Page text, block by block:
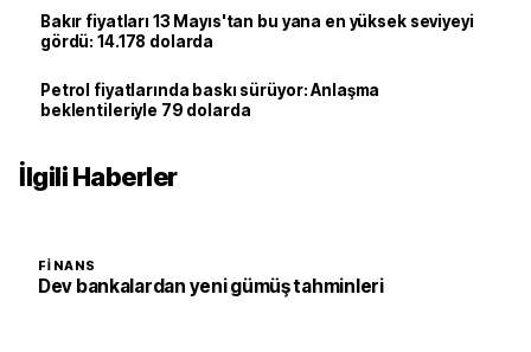
Bakır fiyatları 13 Mayıs'tan bu yana en yüksek seviyeyi
gördü: 14.178 dolarda
Petrol fiyatlarında baskı sürüyor: Anlaşma
beklentileriyle 79 dolarda
İlgili Haberler
FINANS
Dev bankalardan yeni gümüş tahminleri